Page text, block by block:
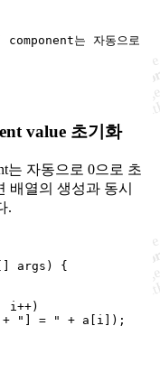
는 자동으로 0
value 초기화
는 자동으로 0으로 초
배열의 생성과 동시
.
args) {
i++)
"] = " + a[i]);